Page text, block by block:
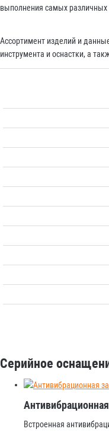
выполнения самых различных
Ассортимент изделий и
инструмента и оснастки, а
Серийное
Встроенная